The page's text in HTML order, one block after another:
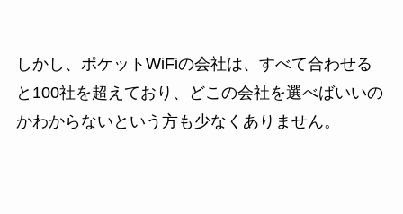
しかし、ポケットWiFiの会社は、すべて合わせる
と100社を超えており、どこの会社を選べばいいの
かわからないという方も少なくありません。